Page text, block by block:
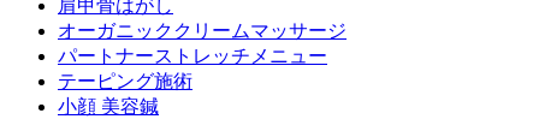
肩甲骨はがし
オーガニッククリームマッサージ
パートナーストレッチメニュー
テーピング施術
小顔 美容鍼